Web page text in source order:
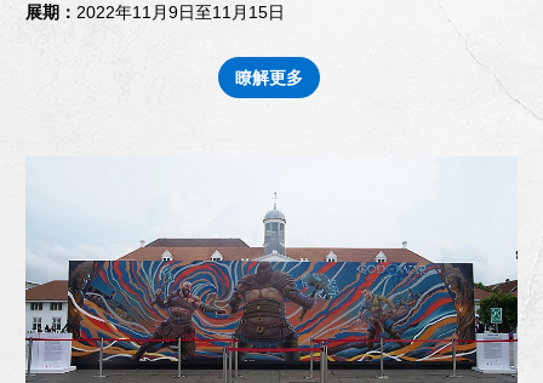
展期： 2022年11月9日至11月15日
瞭解更多